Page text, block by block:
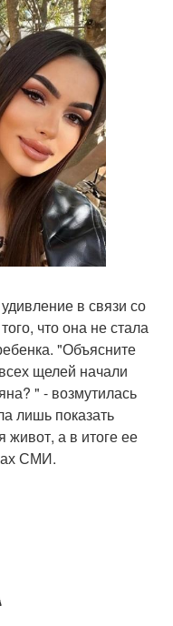
в связи со
что она не стала
"Объясните
щелей начали
" - возмутилась
лишь показать
живот, а в итоге ее
СМИ.